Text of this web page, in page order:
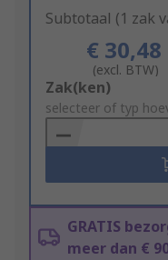
Subtotaal (1 zak
€ 30,48
(excl. BTW)
Add
to
Basket
Zak(ken)
selecteer of typ
GRATIS
meer dan €